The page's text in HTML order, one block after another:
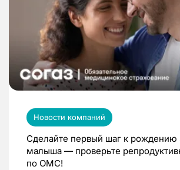
Новости компаний
Сделайте первый шаг к рождению
малыша — проверьте
по ОМС!